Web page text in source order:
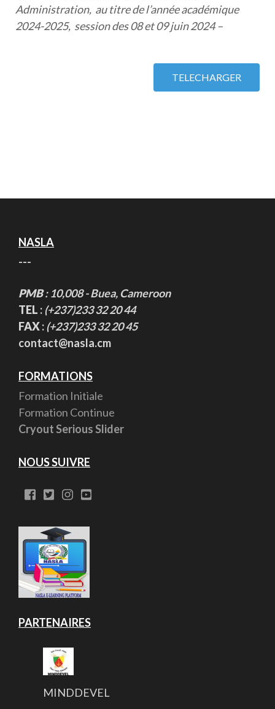
Administration, au titre de l’année académique
2024-2025, session des 08 et 09 juin 2024 –
TELECHARGER
NASLA
---
PMB: 10,008 - Buea, Cameroon
TEL : (+237)233 32 20 44
FAX: (+237)233 32 20 45
contact@nasla.cm
FORMATIONS
Formation Initiale
Formation Continue
Cryout Serious Slider
NOUS SUIVRE
PARTENAIRES
MINDDEVEL